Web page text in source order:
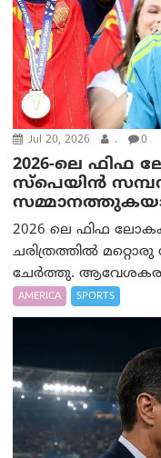
Jul 20, 2026 . 0
2026-ലെ ഫിഫ
സ്പെയിൻ
2026 ലെ ഫിഫ
ചരിത്രത്തിൽ
ചേർത്തു.
AMERICA SPORTS